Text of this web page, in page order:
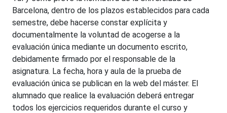
Barcelona, dentro de los plazos establecidos para cada
semestre, debe hacerse constar explícita y
documentalmente la voluntad de acogerse a la
evaluación única mediante un documento escrito,
debidamente firmado por el responsable de la
asignatura. La fecha, hora y aula de la prueba de
evaluación única se publican en la web del máster. El
alumnado que realice la evaluación deberá entregar
todos los ejercicios requeridos durante el curso y